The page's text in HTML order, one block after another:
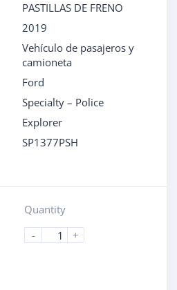
PASTILLAS DE FRENO
2019
Vehículo de pasajeros y
camioneta
Ford
Specialty – Police
Explorer
SP1377PSH
Quantity
-
+